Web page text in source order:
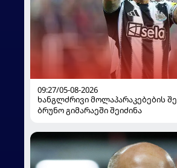
09:27/05-08-2026
ხანგლძრივი მოლაპარაკებების
ბრუნო გიმარაეში შეიძინა